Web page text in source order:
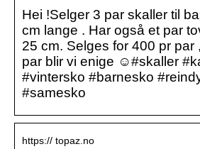
Hei !Selger 3 par skaller til
cm lange . Har også et par
25 cm. Selges for 400 pr par
par blir vi enige ☺️#skaller
#vintersko #barnesko
#samesko
https:// topaz.no